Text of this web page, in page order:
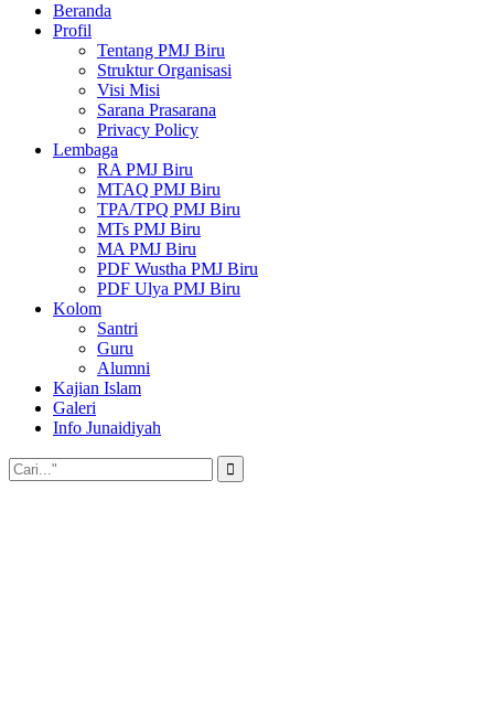
Beranda
Profil
Tentang PMJ Biru
Struktur Organisasi
Visi Misi
Sarana Prasarana
Privacy Policy
Lembaga
RA PMJ Biru
MTAQ PMJ Biru
TPA/TPQ PMJ Biru
MTs PMJ Biru
MA PMJ Biru
PDF Wustha PMJ Biru
PDF Ulya PMJ Biru
Kolom
Santri
Guru
Alumni
Kajian Islam
Galeri
Info Junaidiyah